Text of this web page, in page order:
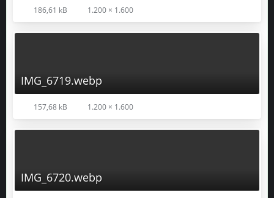
186,61 kB 1.200 × 1.600
IMG_6719.webp
157,68 kB 1.200 × 1.600
IMG_6720.webp